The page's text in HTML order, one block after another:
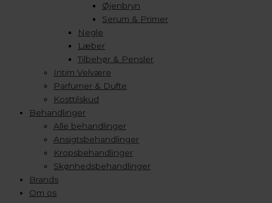
Øjenbryn
Serum & Primer
Negle
Læber
Tilbehør & Pensler
Intim Velvære
Parfumer & Dufte
Kosttilskud
Behandlinger
Alle behandlinger
Ansigtsbehandlinger
Kropsbehandlinger
Skønhedsbehandlinger
Brands
Om os